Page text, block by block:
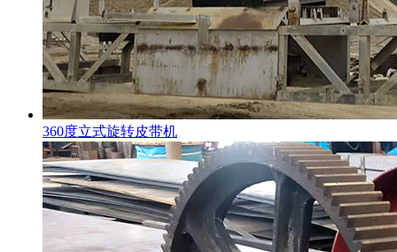
360度立式旋转皮带机